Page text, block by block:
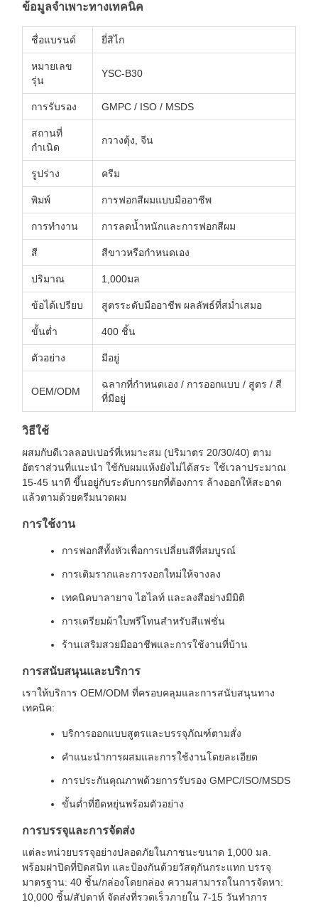
ข้อมูลจำเพาะทางเทคนิค
ชื่อแบรนด์ ยี่สิไก
หมายเลข
รุ่น
YSC-B30
การรับรอง GMPC / ISO / MSDS
สถานที่
กำเนิด
กวางตุ้ง, จีน
รูปร่าง ครีม
พิมพ์ การฟอกสีผมแบบมืออาชีพ
การทำงาน การลดน้ำหนักและการฟอกสีผม
สี สีขาวหรือกำหนดเอง
ปริมาณ 1,000มล
ข้อได้เปรียบ สูตรระดับมืออาชีพ ผลลัพธ์ที่สม่ำเสมอ
ขั้นต่ำ 400 ชิ้น
ตัวอย่าง มีอยู่
OEM/ODM
ฉลากที่กำหนดเอง / การออกแบบ / สูตร / สี
ที่มีอยู่
วิธีใช้
ผสมกับดีเวลลอปเปอร์ที่เหมาะสม (ปริมาตร 20/30/40) ตาม
อัตราส่วนที่แนะนำ ใช้กับผมแห้งยังไม่ได้สระ ใช้เวลาประมาณ
15-45 นาที ขึ้นอยู่กับระดับการยกที่ต้องการ ล้างออกให้สะอาด
แล้วตามด้วยครีมนวดผม
การใช้งาน
การฟอกสีทั้งหัวเพื่อการเปลี่ยนสีที่สมบูรณ์
การเติมรากและการงอกใหม่ให้จางลง
เทคนิคบาลายาจ ไฮไลท์ และลงสีอย่างมีมิติ
การเตรียมผ้าใบพรีโทนสำหรับสีแฟชั่น
ร้านเสริมสวยมืออาชีพและการใช้งานที่บ้าน
การสนับสนุนและบริการ
เราให้บริการ OEM/ODM ที่ครอบคลุมและการสนับสนุนทาง
เทคนิค:
บริการออกแบบสูตรและบรรจุภัณฑ์ตามสั่ง
คำแนะนำการผสมและการใช้งานโดยละเอียด
การประกันคุณภาพด้วยการรับรอง GMPC/ISO/MSDS
ขั้นต่ำที่ยืดหยุ่นพร้อมตัวอย่าง
การบรรจุและการจัดส่ง
แต่ละหน่วยบรรจุอย่างปลอดภัยในภาชนะขนาด 1,000 มล.
พร้อมฝาปิดที่ปิดสนิท และป้องกันด้วยวัสดุกันกระแทก บรรจุ
มาตรฐาน: 40 ชิ้น/กล่องโดยกล่อง ความสามารถในการจัดหา:
10,000 ชิ้น/สัปดาห์ จัดส่งที่รวดเร็วภายใน 7-15 วันทำการ